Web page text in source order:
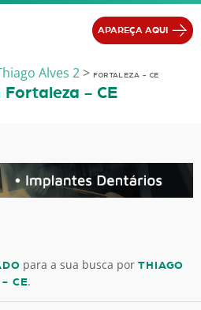
APAREÇA AQUI
Alves 2> FORTALEZA - CE
- CE
para a sua busca porTHIAGO
- CE.